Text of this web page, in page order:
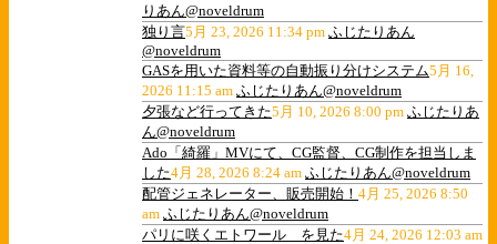
りあん@noveldrum
独り言5月 23, 2026 11:34 pm ふじたりあん
@noveldrum
GASを用いた資料等の自動振り分けシステム5月 16,
2026 11:15 am ふじたりあん@noveldrum
夕張など行ってきた5月 10, 2026 8:00 pm ふじたりあ
ん@noveldrum
Ado「綺羅」MVにて、CG監督、CG制作を担当しま
した4月 28, 2026 8:24 am ふじたりあん@noveldrum
配管ジェネレーター、販売開始！ 4月 25, 2026 8:50
am ふじたりあん@noveldrum
パリに咲くエトワール を見た4月 24, 2026 12:03 am